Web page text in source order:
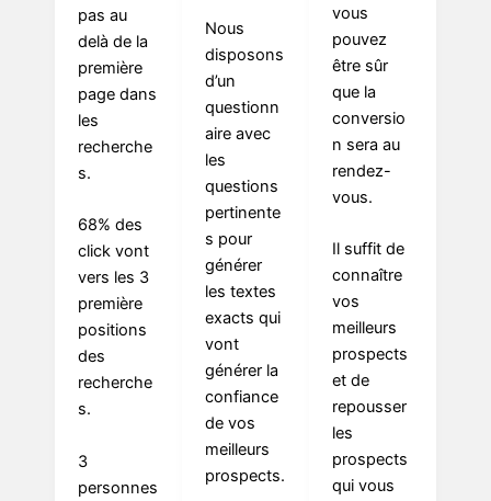
pas au
delà de la
première
page dans
les
recherche
s.
68% des
click vont
vers les 3
première
positions
des
recherche
s.
3
personnes
Nous
disposons
d’un
questionn
aire avec
les
questions
pertinente
s pour
générer
les textes
exacts qui
vont
générer la
confiance
de vos
meilleurs
prospects.
vous
pouvez
être sûr
que la
conversio
n sera au
rendez-
vous.
Il suffit de
connaître
vos
meilleurs
prospects
et de
repousser
les
prospects
qui vous